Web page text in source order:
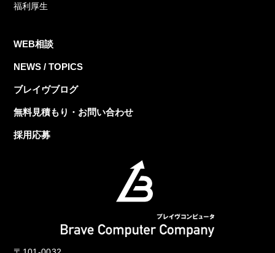
福利厚生
WEB相談
NEWS / TOPICS
ブレイヴブログ
無料見積もり・お問い合わせ
採用応募